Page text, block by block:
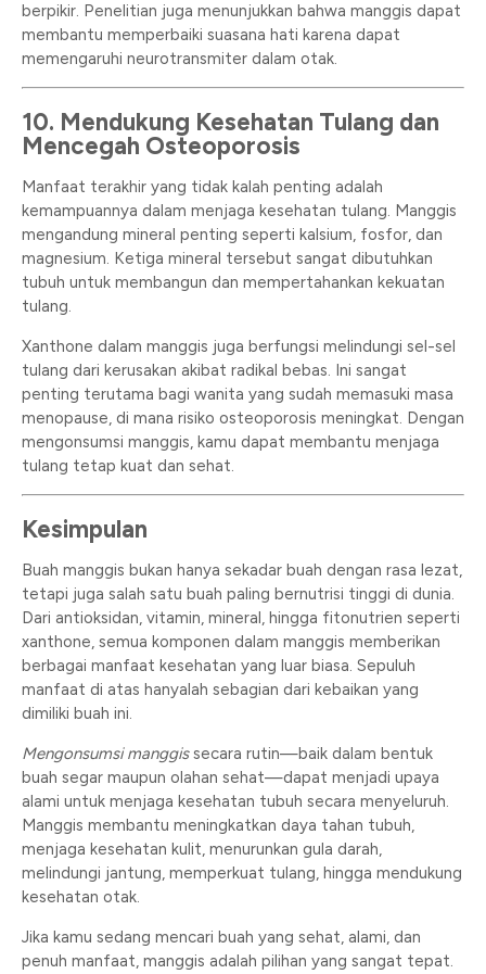
berpikir. Penelitian juga menunjukkan bahwa manggis dapat
membantu memperbaiki suasana hati karena dapat
memengaruhi neurotransmiter dalam otak.
10. Mendukung Kesehatan Tulang dan
Mencegah Osteoporosis
Manfaat terakhir yang tidak kalah penting adalah
kemampuannya dalam menjaga kesehatan tulang. Manggis
mengandung mineral penting seperti kalsium, fosfor, dan
magnesium. Ketiga mineral tersebut sangat dibutuhkan
tubuh untuk membangun dan mempertahankan kekuatan
tulang.
Xanthone dalam manggis juga berfungsi melindungi sel-sel
tulang dari kerusakan akibat radikal bebas. Ini sangat
penting terutama bagi wanita yang sudah memasuki masa
menopause, di mana risiko osteoporosis meningkat. Dengan
mengonsumsi manggis, kamu dapat membantu menjaga
tulang tetap kuat dan sehat.
Kesimpulan
Buah manggis bukan hanya sekadar buah dengan rasa lezat,
tetapi juga salah satu buah paling bernutrisi tinggi di dunia.
Dari antioksidan, vitamin, mineral, hingga fitonutrien seperti
xanthone, semua komponen dalam manggis memberikan
berbagai manfaat kesehatan yang luar biasa. Sepuluh
manfaat di atas hanyalah sebagian dari kebaikan yang
dimiliki buah ini.
Mengonsumsi manggissecara rutin—baik dalam bentuk
buah segar maupun olahan sehat—dapat menjadi upaya
alami untuk menjaga kesehatan tubuh secara menyeluruh.
Manggis membantu meningkatkan daya tahan tubuh,
menjaga kesehatan kulit, menurunkan gula darah,
melindungi jantung, memperkuat tulang, hingga mendukung
kesehatan otak.
Jika kamu sedang mencari buah yang sehat, alami, dan
penuh manfaat, manggis adalah pilihan yang sangat tepat.